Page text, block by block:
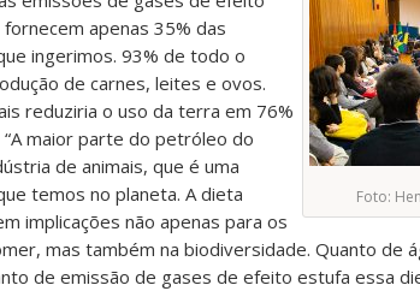
Foto:
apenas 35% das
ingerimos. 93% de todo o
de carnes, leites e ovos.
reduziria o uso da terra em 76%
maior parte do petróleo do
de animais, que é uma
temos no planeta. A dieta
implicações não apenas para os
mas também na biodiversidade. Quanto de
de emissão de gases de efeito estufa essa